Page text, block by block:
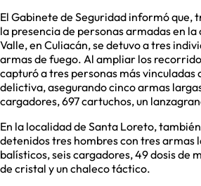
El Gabinete de Seguridad informó que,
la presencia de personas armadas en
Valle, en Culiacán, se detuvo a tres
armas de fuego. Al ampliar los
capturó a tres personas más vinculadas
delictiva, asegurando cinco armas
cargadores, 697 cartuchos, un
En la localidad de Santa Loreto,
detenidos tres hombres con tres armas
balísticos, seis cargadores, 49 dosis de
de cristal y un chaleco táctico.